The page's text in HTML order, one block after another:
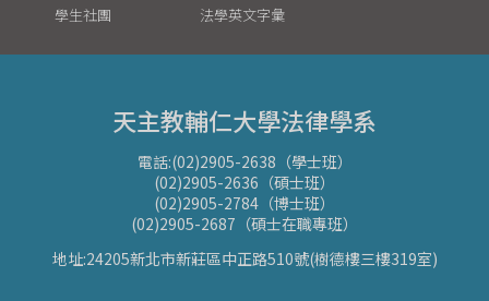
學生社團
法學英文字彙
天主教輔仁大學法律學系
電話:(02)2905-2638（學士班）
(02)2905-2636（碩士班）
(02)2905-2784（博士班）
(02)2905-2687（碩士在職專班）
地址:24205新北市新莊區中正路510號(樹德樓三樓319室)